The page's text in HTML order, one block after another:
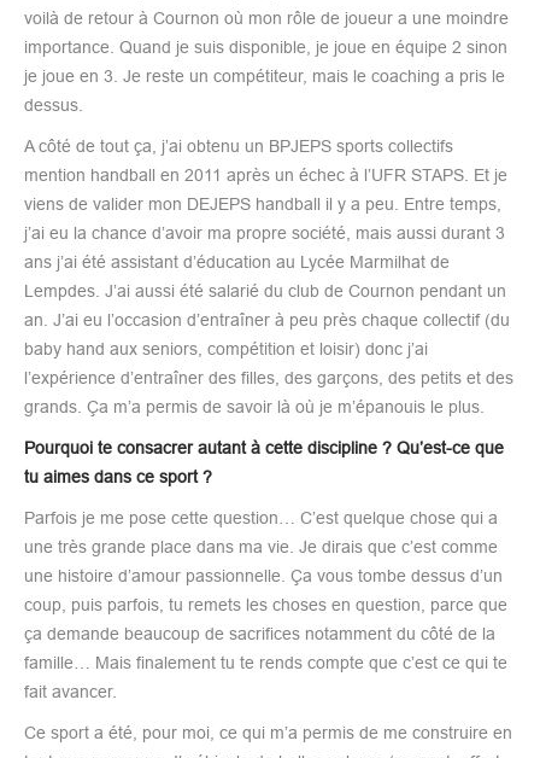
voilà de retour à Cournon où mon rôle de joueur a une moindre
importance. Quand je suis disponible, je joue en équipe 2 sinon
je joue en 3. Je reste un compétiteur, mais le coaching a pris le
dessus.
A côté de tout ça, j’ai obtenu un BPJEPS sports collectifs
mention handball en 2011 après un échec à l’UFR STAPS. Et je
viens de valider mon DEJEPS handball il y a peu. Entre temps,
j’ai eu la chance d’avoir ma propre société, mais aussi durant 3
ans j’ai été assistant d’éducation au Lycée Marmilhat de
Lempdes. J’ai aussi été salarié du club de Cournon pendant un
an. J’ai eu l’occasion d’entraîner à peu près chaque collectif (du
baby hand aux seniors, compétition et loisir) donc j’ai
l’expérience d’entraîner des filles, des garçons, des petits et des
grands. Ça m’a permis de savoir là où je m’épanouis le plus.
Pourquoi te consacrer autant à cette discipline ? Qu’est-ce que
tu aimes dans ce sport ?
Parfois je me pose cette question… C’est quelque chose qui a
une très grande place dans ma vie. Je dirais que c’est comme
une histoire d’amour passionnelle. Ça vous tombe dessus d’un
coup, puis parfois, tu remets les choses en question, parce que
ça demande beaucoup de sacrifices notamment du côté de la
famille… Mais finalement tu te rends compte que c’est ce qui te
fait avancer.
Ce sport a été, pour moi, ce qui m’a permis de me construire en